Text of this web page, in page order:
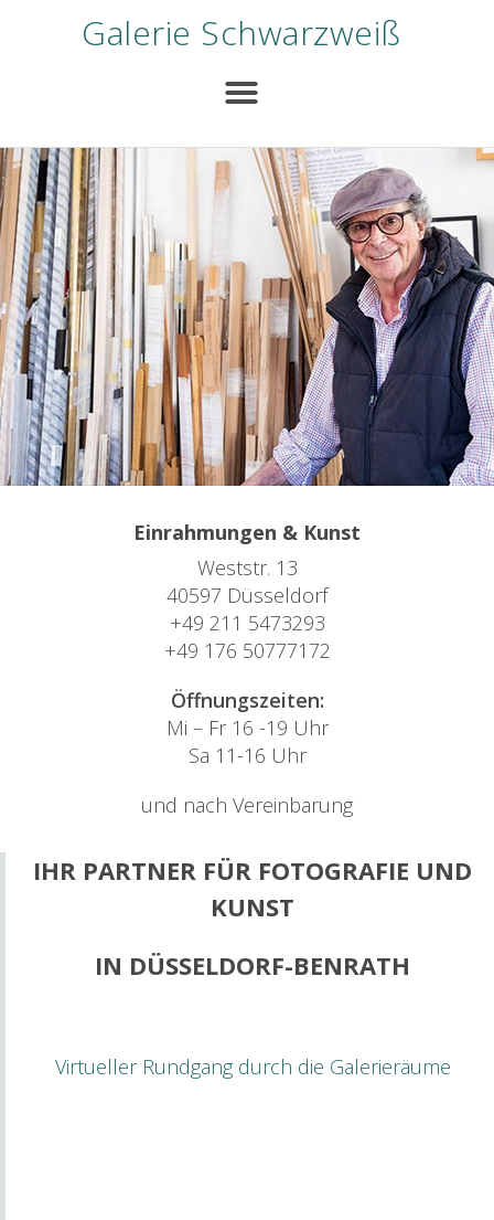
Galerie Schwarzweiß
Einrahmungen & Kunst
Weststr. 13
40597 Düsseldorf
+49 211 5473293
+49 176 50777172
Öffnungszeiten:
Mi – Fr 16 -19 Uhr
Sa 11-16 Uhr
und nach Vereinbarung
IHR PARTNER FÜR FOTOGRAFIE UND
KUNST
IN DÜSSELDORF-BENRATH
Virtueller Rundgang durch die Galerieräume